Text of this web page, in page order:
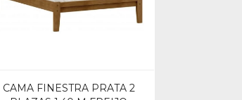
CAMA FINESTRA PRATA 2